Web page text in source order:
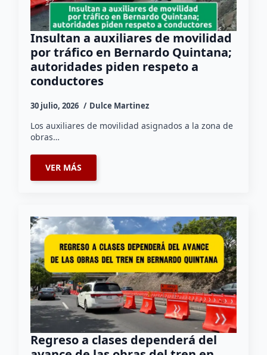
Insultan a auxiliares de movilidad
por tráfico en Bernardo Quintana;
autoridades piden respeto a
conductores
30 julio, 2026 Dulce Martinez
Los auxiliares de movilidad asignados a la zona de
obras…
VER MÁS
Regreso a clases dependerá del